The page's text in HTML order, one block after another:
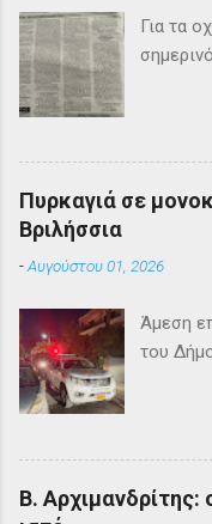
Για τα
Πυρκαγιά σε
Βριλήσσια
-Αυγούστου 01, 2026
Άμεση
του
Β. Αρχιμανδρίτης: